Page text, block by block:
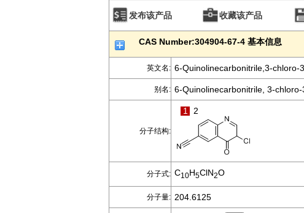
发布该产品 收藏该产品
CAS Number:304904-67-4 基本信息
英文名: 6-Quinolinecarbonitrile,3-chloro-
别名: 6-Quinolinecarbonitrile, 3-
分子结构:
1 2
分子式: C10H5ClN2O
分子量: 204.6125